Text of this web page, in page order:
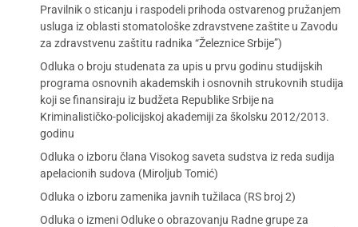
Pravilnik o sticanju i raspodeli prihoda ostvarenog pružanjem
usluga iz oblasti stomatološke zdravstvene zaštite u Zavodu
za zdravstvenu zaštitu radnika “Železnice Srbije”)
Odluka o broju studenata za upis u prvu godinu studijskih
programa osnovnih akademskih i osnovnih strukovnih studija
koji se finansiraju iz budžeta Republike Srbije na
Kriminalističko-policijskoj akademiji za školsku 2012/2013.
godinu
Odluka o izboru člana Visokog saveta sudstva iz reda sudija
apelacionih sudova (Miroljub Tomić)
Odluka o izboru zamenika javnih tužilaca (RS broj 2)
Odluka o izmeni Odluke o obrazovanju Radne grupe za